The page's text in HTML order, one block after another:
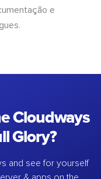
e
Cloudways
Glory?
and see for yourself